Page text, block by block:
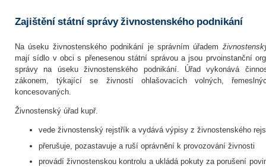
Zajištění státní správy živnostenského podnikání
Na úseku živnostenského podnikání je správním úřadem
mají sídlo v obci s přenesenou státní správou a jsou prvoinstanční
správy na úseku živnostenského podnikání. Úřad vykonává
zákonem, týkající se živností ohlašovacích volných,
koncesovaných.
Živnostenský úřad kupř.
vede živnostenský rejstřík a vydává výpisy z živnostenského
přerušuje, pozastavuje a ruší oprávnění k provozování živnosti
provádí živnostenskou kontrolu a ukládá pokuty za porušení